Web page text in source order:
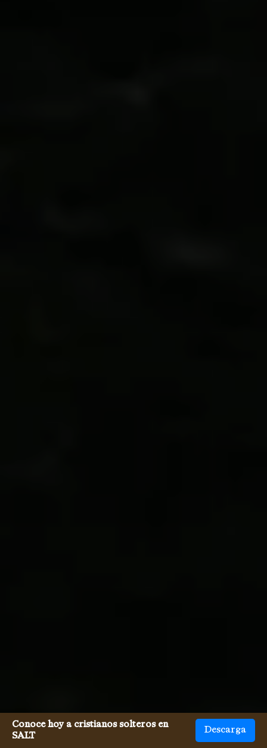
Conoce hoy a cristianos solteros en
SALT
Descarga